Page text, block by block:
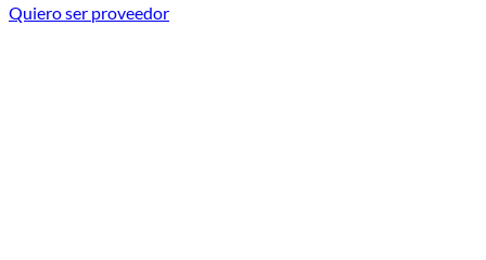
Quiero ser proveedor